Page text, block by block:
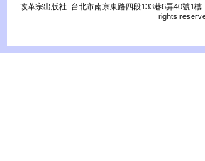
改革宗出版社 台北市南京東路四段133巷6弄40號1
rights